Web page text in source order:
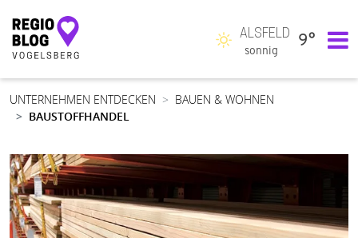
Hauptnavigation
ALSFELD
sonnig
9°
UNTERNEHMEN ENTDECKEN
BAUEN & WOHNEN
BAUSTOFFHANDEL